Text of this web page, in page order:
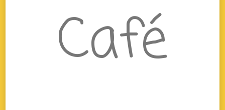
Café